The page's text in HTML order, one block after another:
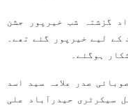
گزشتہ شب خیرپور جشن
کے لیے خیرپور گئے تھے۔
ہوگئے۔
صدر علامہ سید اسد
سیکرٹری حیدرآباد علی